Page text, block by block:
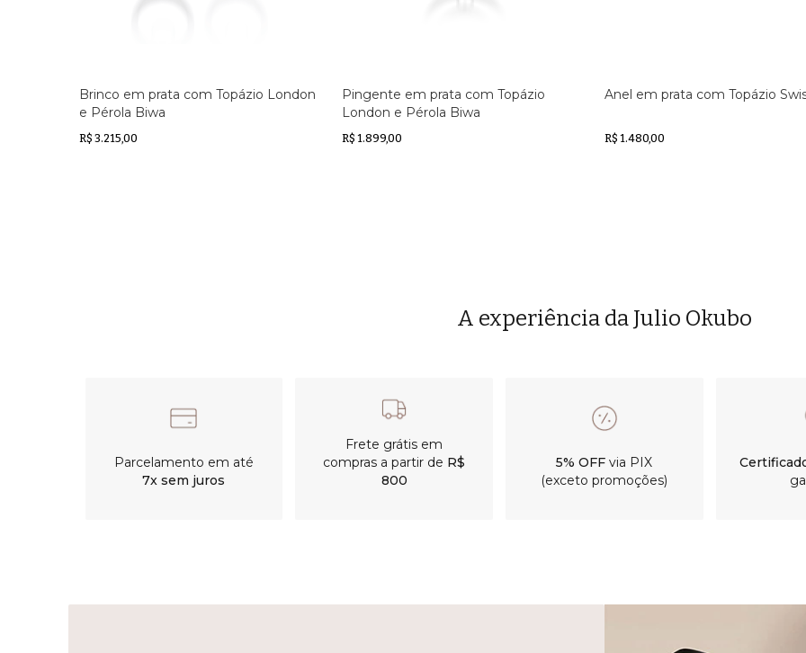
Brinco em prata com Topázio London
e Pérola Biwa
R$ 3.215,00
Pingente em prata com Topázio
London e Pérola Biwa
R$ 1.899,00
Anel em prata com Topázio
R$ 1.480,00
A experiência da Julio Okubo
Parcelamento em até
7x sem juros
Frete grátis em
compras a partir de R$
800
5% OFF via PIX
(exceto promoções)